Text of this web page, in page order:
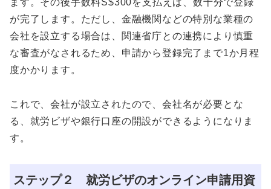
ます。その後手数料S$300を支払えば、数十分で登録
が完了します。ただし、金融機関などの特別な業種の
会社を設立する場合は、関連省庁との連携により慎重
な審査がなされるため、申請から登録完了まで1か月程
度かかります。
これで、会社が設立されたので、会社名が必要とな
る、就労ビザや銀行口座の開設ができるようになりま
す。
ステップ２ 就労ビザのオンライン申請用資